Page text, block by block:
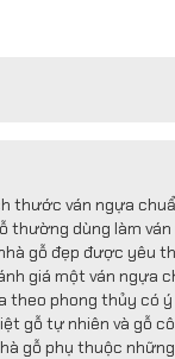
thước ván ngựa
thường dùng làm
gỗ đẹp được yêu
giá một ván
theo phong thủy có
gỗ tự nhiên và gỗ
gỗ phụ thuộc